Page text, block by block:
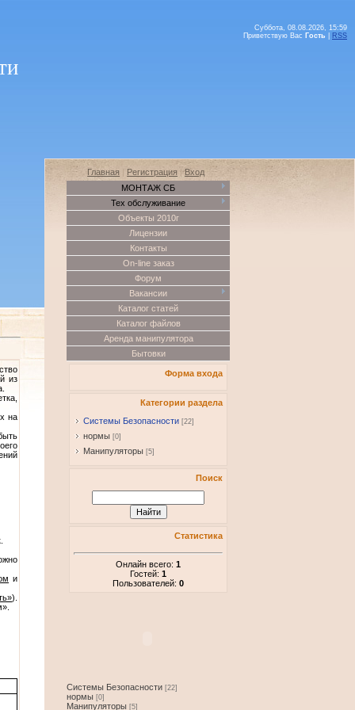
Суббота, 08.08.2026, 15:59
Приветствую Вас Гость RSS
из
на
и
).
Главная Регистрация |Вход
МОНТАЖ СБ
Тех обслуживание
Объекты 2010г
Лицензии
Контакты
On-line заказ
Форум
Вакансии
Каталог статей
Каталог файлов
Аренда манипулятора
Бытовки
Форма входа
Категории раздела
Системы Безопасности [22]
нормы [0]
Манипуляторы [5]
Поиск
Статистика
Онлайн всего:1
Гостей:1
Пользователей:0
Системы Безопасности [22]
нормы [0]
Манипуляторы [5]